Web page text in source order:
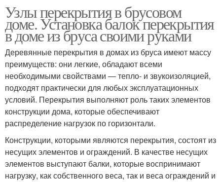
Узлы перекрытия в брусовом
доме. Установка балок перекрытия
в доме из бруса своими руками
Деревянные перекрытия в домах из бруса имеют массу
преимуществ: они легкие, обладают всеми
необходимыми свойствами — тепло- и звукоизоляцией,
подходят практически для любых эксплуатационных
условий. Перекрытия выполняют роль таких элементов
конструкции дома, которые обеспечивают
распределение нагрузок по горизонтали.
Конструкции, которыми являются перекрытия, состоят из
несущих элементов и ограждений. В качестве несущих
элементов выступают балки, которые воспринимают
нагрузку, как собственного веса, так и веса ограждений и